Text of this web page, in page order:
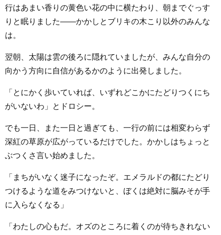
行はあまい香りの黄色い花の中に横たわり、朝までぐっす
りと眠りました――かかしとブリキの木こり以外のみんな
は。
翌朝、太陽は雲の後ろに隠れていましたが、みんな自分の
向かう方向に自信があるかのように出発しました。
「とにかく歩いていれば、いずれどこかにたどりつくにち
がいないわ」とドロシー。
でも一日、また一日と過ぎても、一行の前には相変わらず
深紅の草原が広がっているだけでした。かかしはちょっと
ぶつくさ言い始めました。
「まちがいなく迷子になったぞ。エメラルドの都にたどり
つけるような道をみつけないと、ぼくは絶対に脳みそが手
に入らなくなる」
「わたしの心もだ。オズのところに着くのが待ちきれない